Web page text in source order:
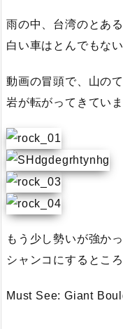
雨の中、台湾のとあ
白い車はとんでもな
動画の冒頭で、山の
岩が転がってきていま
もう少し勢いが強か
シャンコにするところ
Must See: Giant